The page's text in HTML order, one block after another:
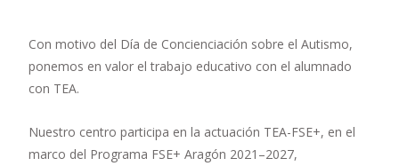
Con motivo del Día de Concienciación sobre el Autismo,
ponemos en valor el trabajo educativo con el alumnado
con TEA.
Nuestro centro participa en la actuación TEA-FSE+, en el
marco del Programa FSE+ Aragón 2021–2027,